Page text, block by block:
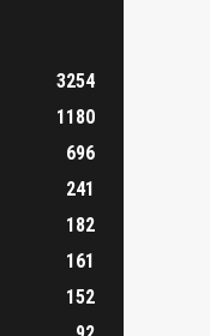
3254
1180
696
241
182
161
152